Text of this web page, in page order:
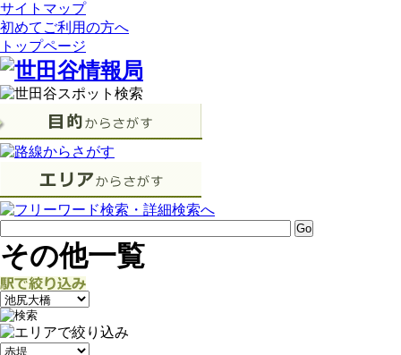
サイトマップ
初めてご利用の方へ
トップページ
その他一覧